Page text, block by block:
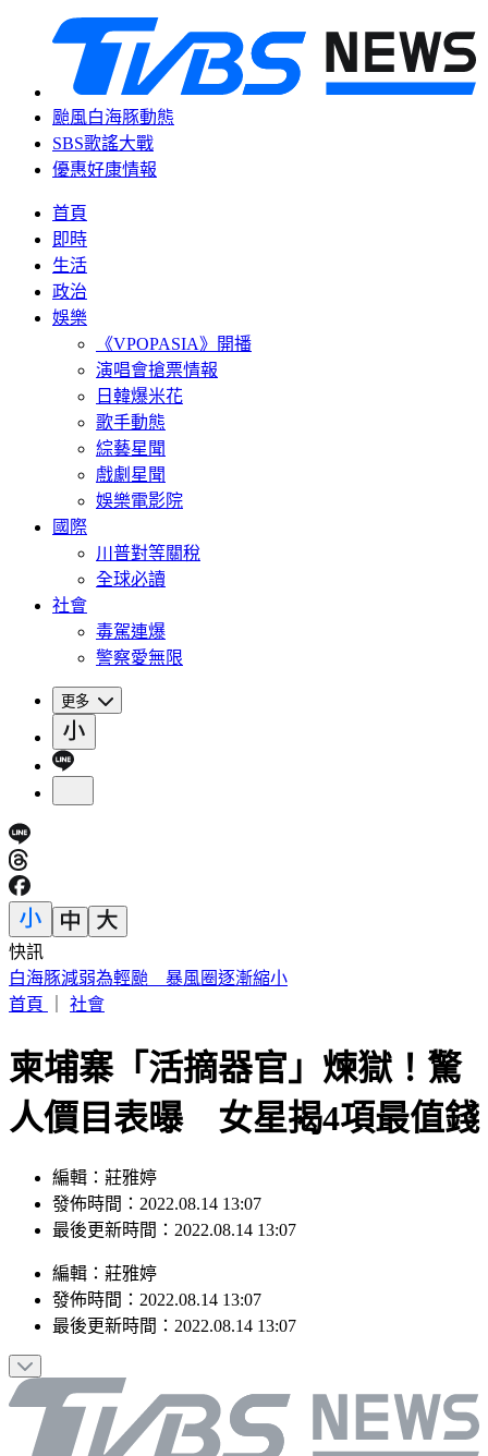
颱風白海豚動態
SBS歌謠大戰
優惠好康情報
首頁
即時
生活
政治
娛樂
《VPOPASIA》開播
演唱會搶票情報
日韓爆米花
歌手動態
綜藝星聞
戲劇星聞
娛樂電影院
國際
川普對等關稅
全球必讀
社會
毒駕連爆
警察愛無限
更多
快訊
駐歐外交官爆霸凌、徐佳青狂出國 他轟：政府官員風紀徹底
棄守
柬埔寨「活摘器官」煉獄！驚
人價目表曝 女星揭4項最值錢
編輯：莊雅婷
發佈時間：2022.08.14 13:07
編輯：莊雅婷
發佈時間：2022.08.14 13:07